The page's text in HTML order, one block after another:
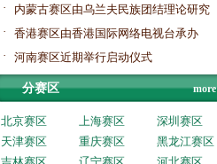
·
内蒙古赛区由乌兰夫民族团结理论研究
·
香港赛区由香港国际网络电视台承办
·
河南赛区近期举行启动仪式
分赛区 more
北京赛区 上海赛区
深圳赛区
天津赛区
重庆赛区
黑龙江赛区